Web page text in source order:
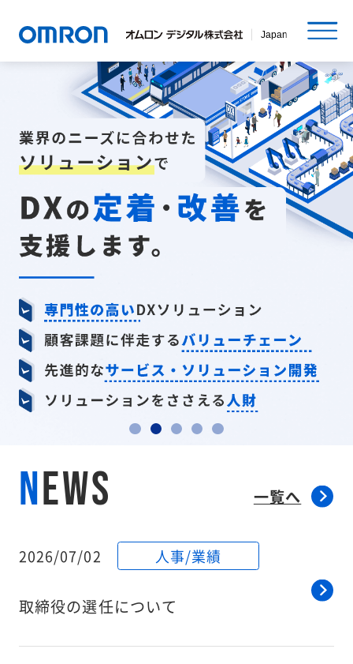
NEWS 一覧へ
2026/07/02 人事/業績
取締役の選任について